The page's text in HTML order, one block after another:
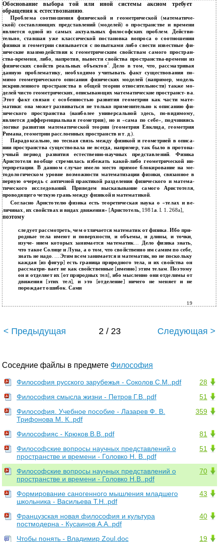
Обоснование выбора той или иной системы аксиом требует
обращения к естествознанию.
Проблема соотношения физической и геометрической(математиче-
ской) составляющих представлений(моделей) о пространстве и времени
является одной из самых актуальных философских проблем. Действи-
тельно, ставшая уже классической постановка вопроса о соотношении
физики и геометрии связывается с попытками либо свести известные фи-
зические взаимодействия к геометрическим свойствам самого простран-
ства-времени, либо, напротив, вывести свойства пространства-времени из
физических свойств реальных объектов2.Дело в том, что,рассматривая
данную проблематику,необходимо учитывать факт существования по-
мимо геометрического описания физических моделей(например модель
искривленного пространства в общей теории относительности)также мо-
делей чисто геометрических, описывающих математические пространст-ва.
Этот факт связан с особенностью развития геометрии как части мате-
матики:она может развиваться не только применительно к описанию фи-
зического пространства (наиболее универсальной здесь, по-видимому,
является дифференциальная геометрия), но и «сама по себе»,подчиняясь
логике развития математической теории (геометрия Евклида,геометрия
Римана,геометрии расслоенных пространств и т. д.).
Парадоксально,но тесная связь между физикой и геометрией в описа-
нии пространства существовала не всегда,например,так было в протона-
учный период развития естественно-научных представлений. Физика
Аристотеля вообще стремилась избежать какой-либо геометрической ин-
терпретации.В данном случае имело место прямое блокирование на ме-
тодологическом уровне возможности математизации физики, связанное в
первую очередь с античной практикой разделения физического и матема-
тического исследований. Приведем высказывание самого Аристотеля,
проводящего четкую грань между физикой и математикой.
Согласно Аристотелю физика есть теоретическая наука о«телах и ве-
личинах их свойствах и видах движения» [Аристотель , 1981а . I. 1. 268a],
поэтому
следует рассмотреть,чем отличается математик от физика.Ибо при-
родные тела имеют и поверхности, и объемы,и длины, и точки,
изуче- нием которых занимается математик…Дело физика знать,
что такое Солнце и Луна а о том что свойственно им самим по себе
знать не надо Этим всем занимается и математик,но не поскольку
каждая [из фигур]есть граница природного тела ,и их свойства он
рассматри- вает не как свойственные[именно]этим телам. Поэтому
он и отделяет их[от природных тел], ибо мысленно они отделимы от
движения[этих тел], и это [отделение] ничего не меняет и не
порождает ошибок. Сами
19
< Предыдущая 2 / 23 Следующая >
Соседние файлы в предмете Философия
28
Философия русского зарубежья - Соколов С.М..pdf
51
Философия смысла жизни - Петров Г.В..pdf
359
Философия. Учебное пособие - Лазарев Ф. В.
Трифонова М. К..pdf
81
Философияс - Крюков В.В..pdf
51
Философские вопросы научных представлений о
пространстве и времени - Головко Н. В..pdf
70
Философские вопросы научных представлений о
пространстве и времени - Головко Н.В..pdf
43
Формирование саногенного мышления младшего
школьника - Васильева Т.Н..pdf
40
Французская новая философия и культура
постмодерна - Кусаинов А.А..pdf
19
Чтобы понять - Владимир Zoul.doc